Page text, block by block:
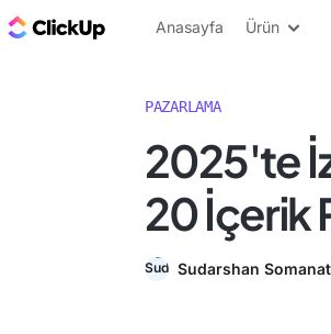
ClickUp Blog
Anasayfa Ürün
PAZARLAMA
2025'te
20 İçerik
Sudarshan